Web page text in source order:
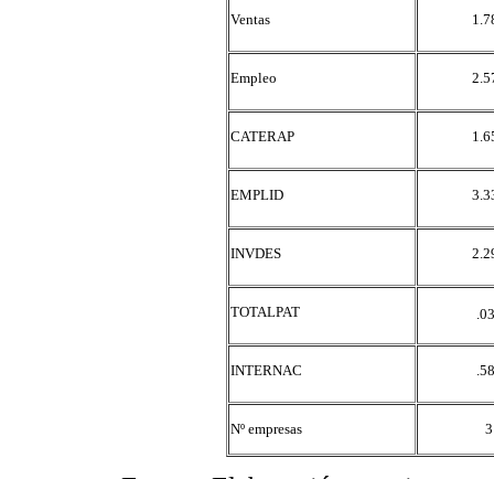
Ventas
Empleo
CATERAP
EMPLID
INVDES
TOTALPAT
INTERNAC
Nº empresas 3